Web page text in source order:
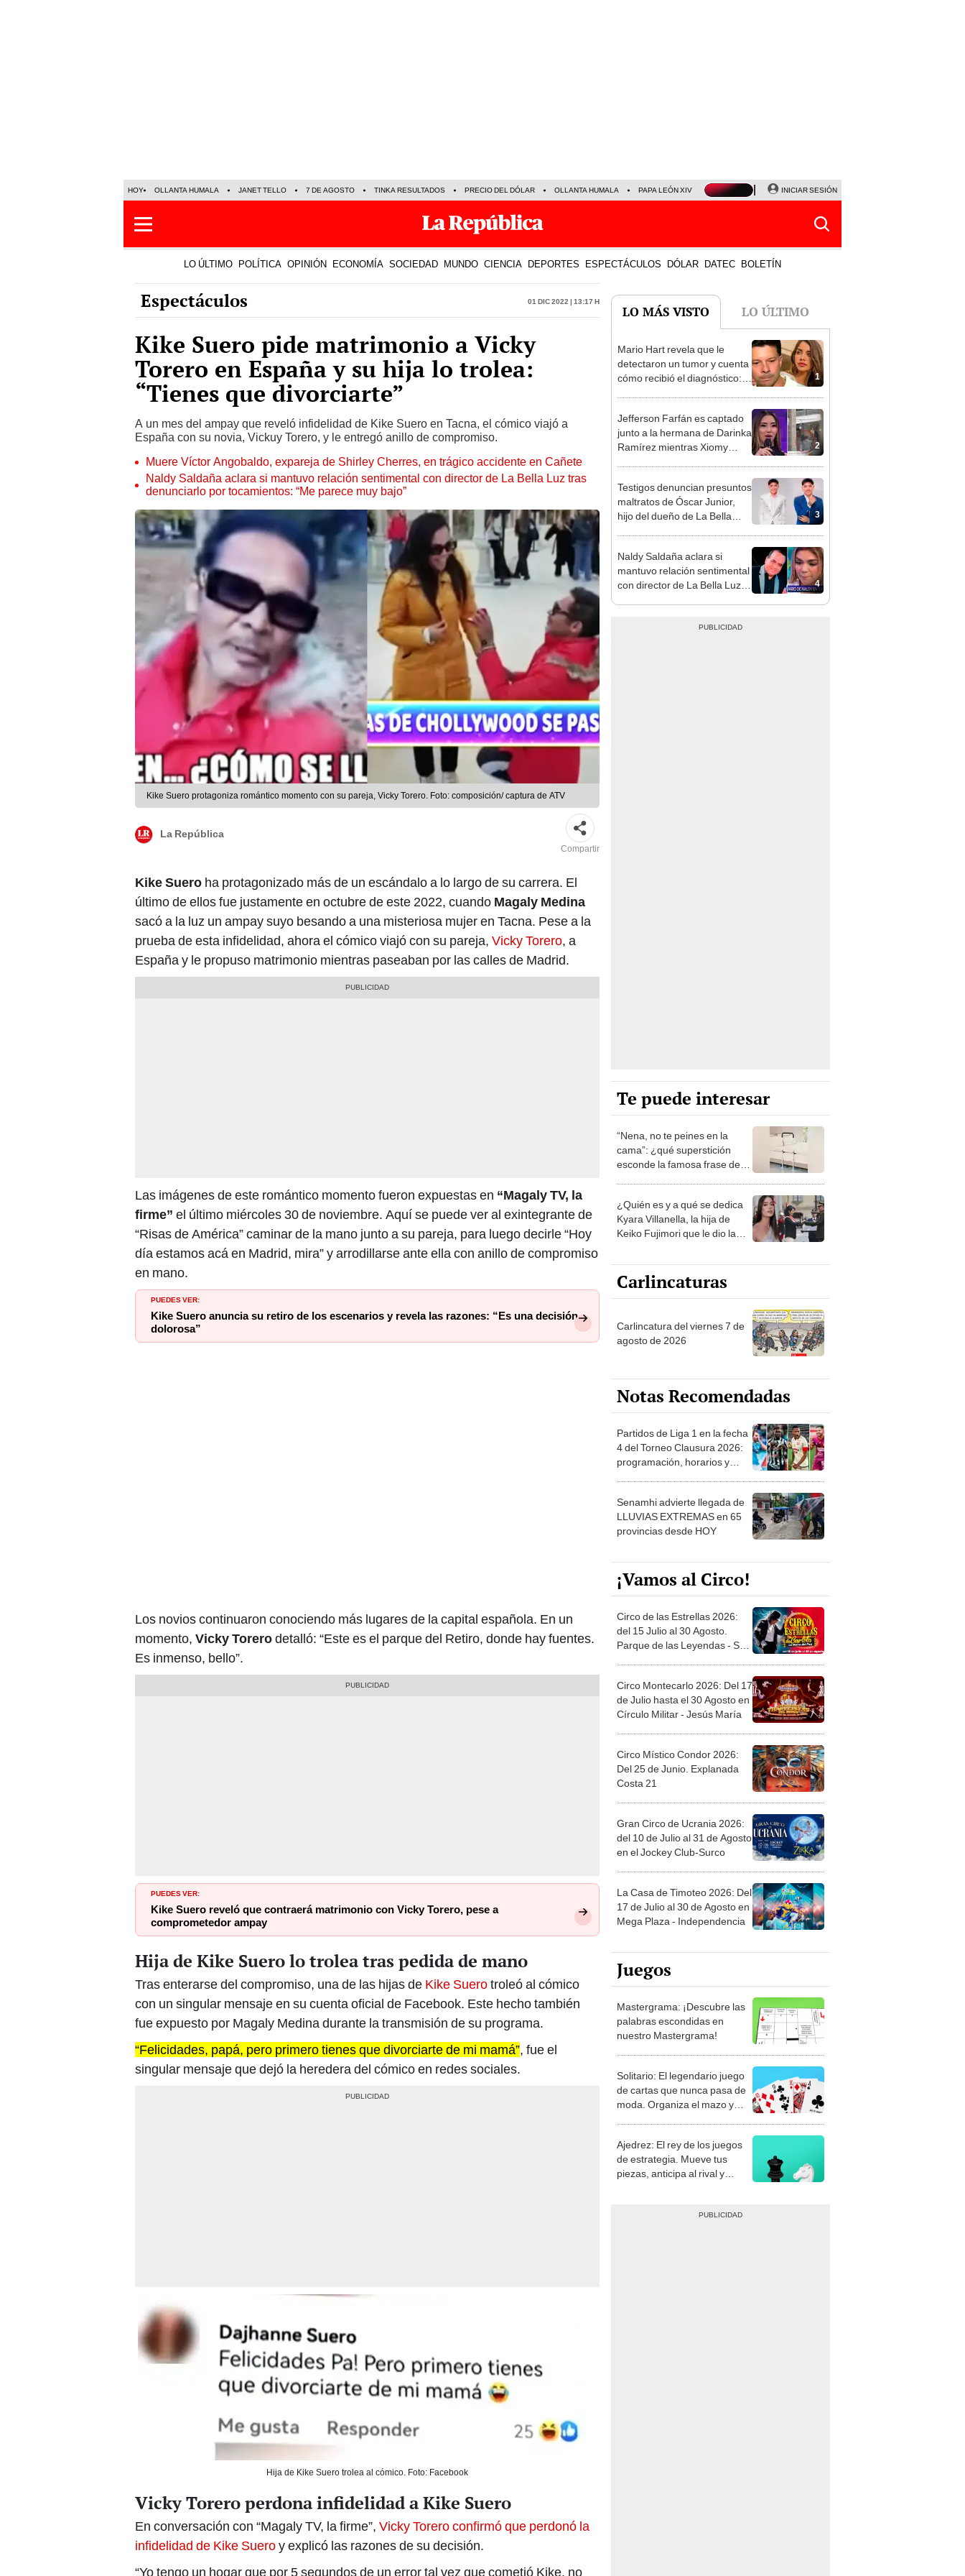
HOY OLLANTA HUMALA JANET TELLO 7 DE AGOSTO TINKA RESULTADOS PRECIO DEL DÓLAR OLLANTA HUMALA PAPA LEÓN XIV NALDY SALDAÑA LA BELLA LUZ
INICIAR SESIÓN
LO ÚLTIMO POLÍTICA OPINIÓN ECONOMÍA SOCIEDAD MUNDO CIENCIA DEPORTES ESPECTÁCULOS DÓLAR DATEC BOLETÍN
Espectáculos 01 Dic 2022 | 13:17 h
Kike Suero pide matrimonio a Vicky
Torero en España y su hija lo trolea:
“Tienes que divorciarte”
A un mes del ampay que reveló infidelidad de Kike Suero en Tacna, el cómico viajó a
España con su novia, Vickuy Torero, y le entregó anillo de compromiso.
Muere Víctor Angobaldo, expareja de Shirley Cherres, en trágico accidente en Cañete
Naldy Saldaña aclara si mantuvo relación sentimental con director de La Bella Luz tras
denunciarlo por tocamientos: “Me parece muy bajo”
Kike Suero protagoniza romántico momento con su pareja, Vicky Torero. Foto: composición/ captura de ATV
La República
Compartir
Kike Suero ha protagonizado más de un escándalo a lo largo de su carrera. El
último de ellos fue justamente en octubre de este 2022, cuando Magaly Medina
sacó a la luz un ampay suyo besando a una misteriosa mujer en Tacna. Pese a la
prueba de esta infidelidad, ahora el cómico viajó con su pareja, Vicky Torero, a
España y le propuso matrimonio mientras paseaban por las calles de Madrid.
Las imágenes de este romántico momento fueron expuestas en “Magaly TV, la
firme” el último miércoles 30 de noviembre. Aquí se puede ver al exintegrante de
“Risas de América” caminar de la mano junto a su pareja, para luego decirle “Hoy
día estamos acá en Madrid, mira” y arrodillarse ante ella con anillo de compromiso
en mano.
PUEDES VER:
Kike Suero anuncia su retiro de los escenarios y revela las razones: “Es una decisión
dolorosa”
Los novios continuaron conociendo más lugares de la capital española. En un
momento, Vicky Torerodetalló: “Este es el parque del Retiro, donde hay fuentes.
Es inmenso, bello”.
PUEDES VER:
Kike Suero reveló que contraerá matrimonio con Vicky Torero, pese a
comprometedor ampay
Hija de Kike Suero lo trolea tras pedida de mano
Tras enterarse del compromiso, una de las hijas de Kike Suerotroleó al cómico
con un singular mensaje en su cuenta oficial de Facebook. Este hecho también
fue expuesto por Magaly Medina durante la transmisión de su programa.
“Felicidades, papá, pero primero tienes que divorciarte de mi mamá”, fue el
singular mensaje que dejó la heredera del cómico en redes sociales.
Hija de Kike Suero trolea al cómico. Foto: Facebook
Vicky Torero perdona infidelidad a Kike Suero
En conversación con “Magaly TV, la firme”, Vicky Torero confirmó que perdonó la
infidelidad de Kike Sueroy explicó las razones de su decisión.
“Yo tengo un hogar que por 5 segundos de un error tal vez que cometió Kike, no
LO MÁS VISTO LO ÚLTIMO
1
Mario Hart revela que le
detectaron un tumor y cuenta
cómo recibió el diagnóstico:
2
Jefferson Farfán es captado
junto a la hermana de Darinka
Ramírez mientras Xiomy
3
Testigos denuncian presuntos
maltratos de Óscar Junior,
hijo del dueño de La Bella
4
Naldy Saldaña aclara si
mantuvo relación sentimental
con director de La Bella Luz
Te puede interesar
“Nena, no te peines en la
cama”: ¿qué superstición
esconde la famosa frase de
¿Quién es y a qué se dedica
Kyara Villanella, la hija de
Keiko Fujimori que le dio la
Carlincaturas
Carlincatura del viernes 7 de
agosto de 2026
Notas Recomendadas
Partidos de Liga 1 en la fecha
4 del Torneo Clausura 2026:
programación, horarios y
Senamhi advierte llegada de
LLUVIAS EXTREMAS en 65
provincias desde HOY
¡Vamos al Circo!
Circo de las Estrellas 2026:
del 15 Julio al 30 Agosto.
Parque de las Leyendas - San
Circo Montecarlo 2026: Del 17
de Julio hasta el 30 Agosto en
Círculo Militar - Jesús María
Circo Místico Condor 2026:
Del 25 de Junio. Explanada
Costa 21
Gran Circo de Ucrania 2026:
del 10 de Julio al 31 de Agosto
en el Jockey Club-Surco
La Casa de Timoteo 2026: Del
17 de Julio al 30 de Agosto en
Mega Plaza - Independencia
Juegos
Mastergrama: ¡Descubre las
palabras escondidas en
nuestro Mastergrama!
Solitario: El legendario juego
de cartas que nunca pasa de
moda. Organiza el mazo y
Ajedrez: El rey de los juegos
de estrategia. Mueve tus
piezas, anticipa al rival y